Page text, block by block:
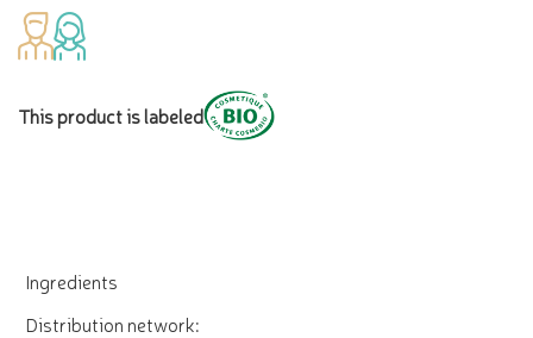
This product is labeled
Ingredients
Distribution network: